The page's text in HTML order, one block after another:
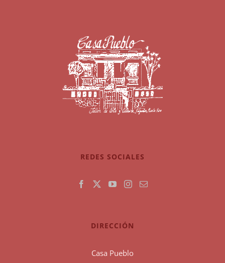
REDES SOCIALES
DIRECCIÓN
Casa Pueblo